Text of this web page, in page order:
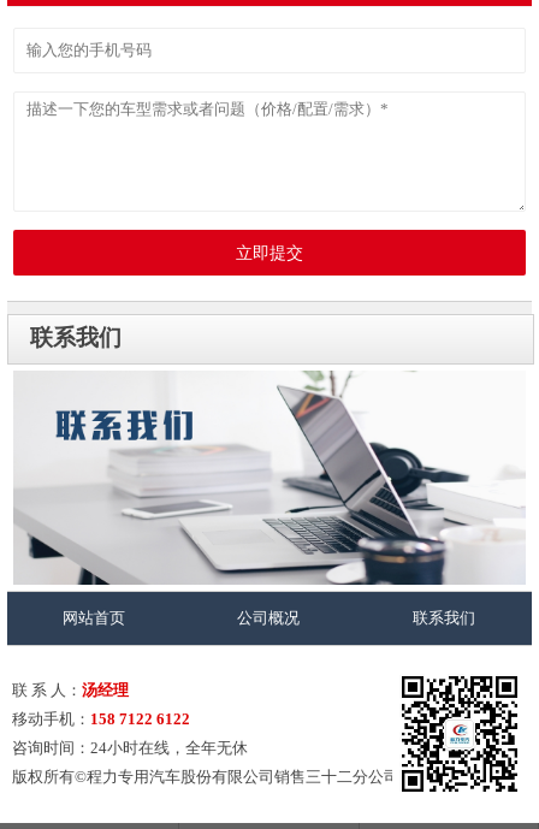
立即提交
联系我们
网站首页 公司概况 联系我们
联 系 人： 汤经理
移动手机： 158 7122 6122
咨询时间：24小时在线，全年无休
版权所有©程力专用汽车股份有限公司销售三十二分公司